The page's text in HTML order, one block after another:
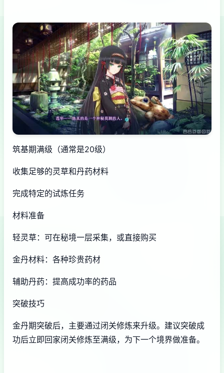
筑基期满级（通常是20级）
收集足够的灵草和丹药材料
完成特定的试炼任务
材料准备
轻灵草：可在秘境一层采集，或直接购买
金丹材料：各种珍贵药材
辅助丹药：提高成功率的药品
突破技巧
金丹期突破后，主要通过闭关修炼来升级。建议突破成
功后立即回家闭关修炼至满级，为下一个境界做准备。